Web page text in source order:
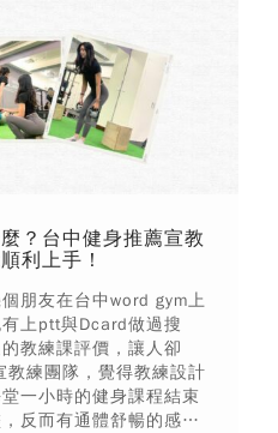
？台中健身推薦宣教
利上手！
朋友在台中word gym上
上ptt與Dcard做過搜
教練課評價，讓人卻
練團隊，覺得教練設計
一小時的健身課程結束
反而有通體舒暢的感